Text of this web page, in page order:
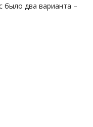
было два варианта –